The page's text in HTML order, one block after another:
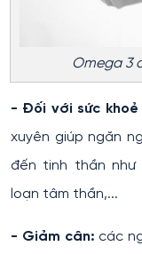
Omega 3
- Đối với sức khoẻ
xuyên giúp ngăn
đến tinh thần như
loạn tâm thần,...
- Giảm cân: các